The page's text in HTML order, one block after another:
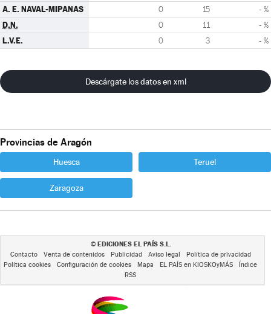
A. E. NAVAL-MIPANAS 0 15 - %
D.N. 0 11 - %
L.V.E. 0 3 - %
Descárgate los datos en xml
Provincias de Aragón
Huesca Teruel
Zaragoza
© EDICIONES EL PAÍS S.L.
Contacto Venta de contenidos Publicidad Aviso legal
Política de privacidad
Política cookies
Configuración de cookies Mapa EL PAÍS en KIOSKOyMÁS
Índice
RSS